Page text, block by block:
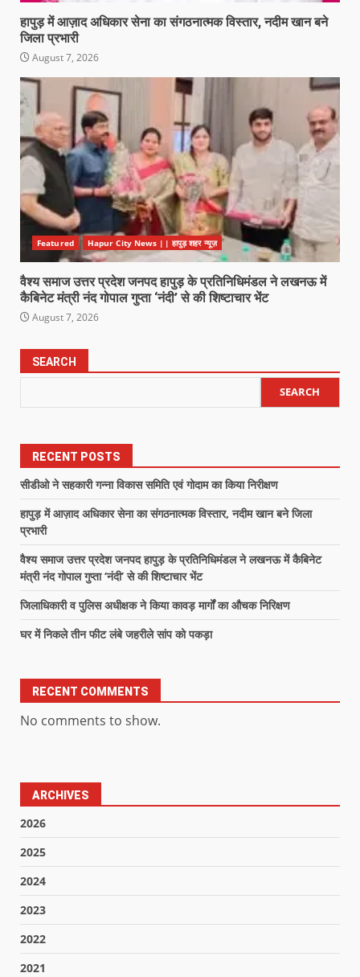
हापुड़ में आज़ाद अधिकार सेना का संगठनात्मक विस्तार, नदीम खान बने
जिला प्रभारी
August 7, 2026
Featured Hapur City News || हापुड़ शहर न्यूज़
वैश्य समाज उत्तर प्रदेश जनपद हापुड़ के प्रतिनिधिमंडल ने लखनऊ में
कैबिनेट मंत्री नंद गोपाल गुप्ता ‘नंदी’ से की शिष्टाचार भेंट
August 7, 2026
SEARCH
SEARCH
RECENT POSTS
सीडीओ ने सहकारी गन्ना विकास समिति एवं गोदाम का किया निरीक्षण
हापुड़ में आज़ाद अधिकार सेना का संगठनात्मक विस्तार, नदीम खान बने जिला
प्रभारी
वैश्य समाज उत्तर प्रदेश जनपद हापुड़ के प्रतिनिधिमंडल ने लखनऊ में कैबिनेट
मंत्री नंद गोपाल गुप्ता ‘नंदी’ से की शिष्टाचार भेंट
जिलाधिकारी व पुलिस अधीक्षक ने किया कावड़ मार्गों का औचक निरिक्षण
घर में निकले तीन फीट लंबे जहरीले सांप को पकड़ा
RECENT COMMENTS
No comments to show.
ARCHIVES
2026
2025
2024
2023
2022
2021